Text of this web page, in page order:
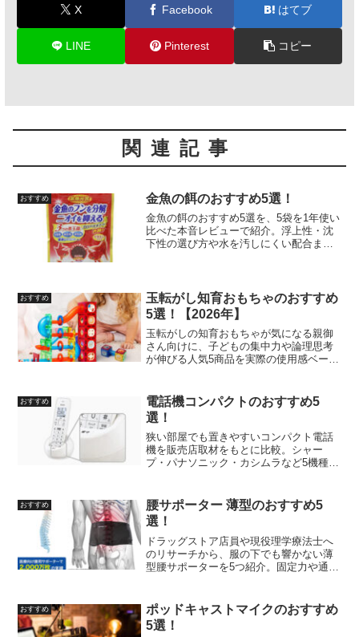
X Facebook はてブ
LINE Pinterest コピー
関連記事
おすすめ 金魚の餌のおすすめ5選！
金魚の餌のおすすめ5選を、5袋を1年使い
比べた本音レビューで紹介。浮上性・沈
下性の選び方や水を汚しにくい配合まで
おすすめ
玉転がし知育おもちゃのおすすめ
5選！【2026年】
玉転がしの知育おもちゃが気になる親御
さん向けに、子どもの集中力や論理思考
が伸びる人気5商品を実際の使用感ベース
おすすめ
電話機コンパクトのおすすめ5
選！
狭い部屋でも置きやすいコンパクト電話
機を販売店取材をもとに比較。シャー
プ・パナソニック・カシムラなど5機種を
おすすめ
腰サポーター 薄型のおすすめ5
選！
ドラッグストア店員や現役理学療法士へ
のリサーチから、服の下でも響かない薄
型腰サポーターを5つ紹介。固定力や通気
おすすめ
ポッドキャストマイクのおすすめ
5選！